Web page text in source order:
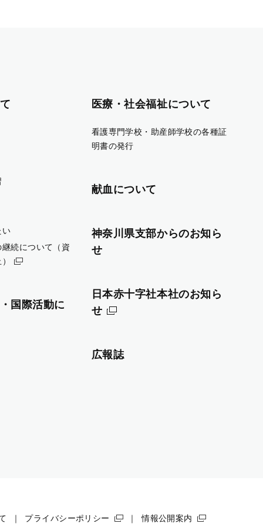
い
続について（資
国際活動に
医療・社会福祉について
看護専門学校・助産師学校の各種証
明書の発行
献血について
神奈川県支部からのお知ら
せ
日本赤十字社本社のお知ら
せ
広報誌
プライバシーポリシー 情報公開案内